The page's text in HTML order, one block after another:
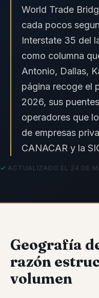
World Trade
cada pocos
Interstate 35 del
como columna
Antonio, Dallas,
página recoge el
2026, sus
operadores que
de empresas
CANACAR y la
ACTUALIZADO EL 24 DE
Geografía
razón
volumen